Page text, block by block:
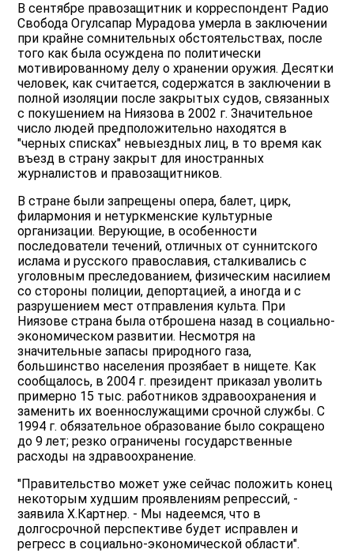
В сентябре правозащитник и корреспондент Радио
Свобода Огулсапар Мурадова умерла в заключении
при крайне сомнительных обстоятельствах, после
того как была осуждена по политически
мотивированному делу о хранении оружия. Десятки
человек, как считается, содержатся в заключении в
полной изоляции после закрытых судов, связанных
с покушением на Ниязова в 2002 г. Значительное
число людей предположительно находятся в
"черных списках" невыездных лиц, в то время как
въезд в страну закрыт для иностранных
журналистов и правозащитников.
В стране были запрещены опера, балет, цирк,
филармония и нетуркменские культурные
организации. Верующие, в особенности
последователи течений, отличных от суннитского
ислама и русского православия, сталкивались с
уголовным преследованием, физическим насилием
со стороны полиции, депортацией, а иногда и с
разрушением мест отправления культа. При
Ниязове страна была отброшена назад в социально-
экономическом развитии. Несмотря на
значительные запасы природного газа,
большинство населения прозябает в нищете. Как
сообщалось, в 2004 г. президент приказал уволить
примерно 15 тыс. работников здравоохранения и
заменить их военнослужащими срочной службы. С
1994 г. обязательное образование было сокращено
до 9 лет; резко ограничены государственные
расходы на здравоохранение.
"Правительство может уже сейчас положить конец
некоторым худшим проявлениям репрессий, -
заявила Х.Картнер. - Мы надеемся, что в
долгосрочной перспективе будет исправлен и
регресс в социально-экономической области".